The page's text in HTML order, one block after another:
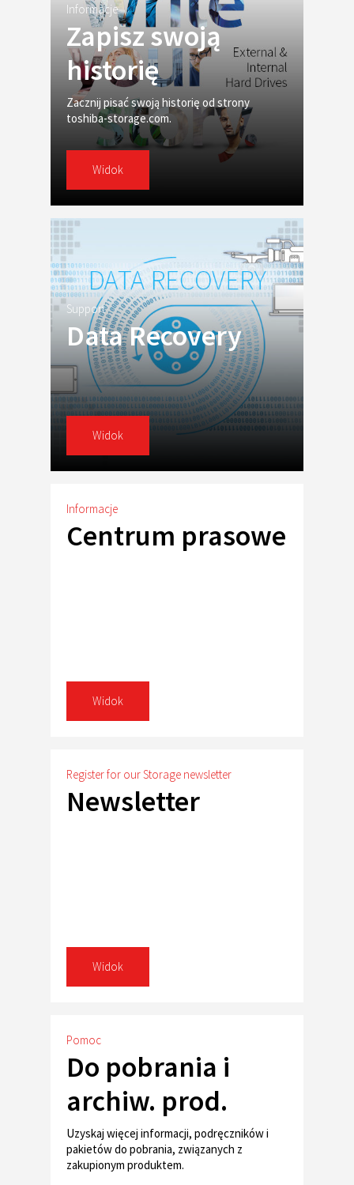
Informacje
Zapisz swoją
historię
Zacznij pisać swoją historię od strony
toshiba-storage.com.
Widok
Support
Data Recovery
Widok
Informacje
Centrum prasowe
Widok
Register for our Storage newsletter
Newsletter
Widok
Pomoc
Do pobrania i
archiw. prod.
Uzyskaj więcej informacji, podręczników i
pakietów do pobrania, związanych z
zakupionym produktem.